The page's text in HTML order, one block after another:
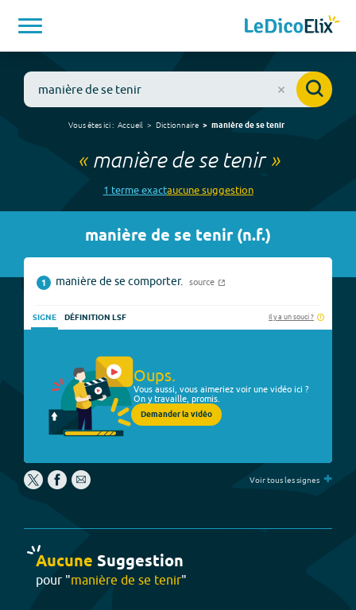
Vous êtes ici : Accueil Dictionnaire manière de se tenir
« manière de se tenir»
1 termeexactaucunesuggestion
manière de se tenir(n.f.)
1 manière de se comporter. source
SIGNE DÉFINITION LSF Il y a un souci ?
Oups.
Vous aussi, vous aimeriez voir une vidéo ici ?
On y travaille, promis.
Demander la vidéo
Voir tous les signes +
Aucune Suggestion
pour "manière de se tenir"